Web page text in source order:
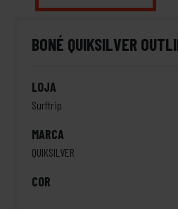
BONÉ QUIKSILVER
LOJA
Surftrip
MARCA
QUIKSILVER
COR